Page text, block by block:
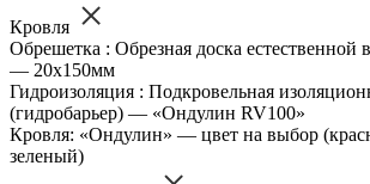
Кровля
Обрешетка : Обрезная доска естественной
— 20х150мм
Гидроизоляция : Подкровельная
(гидробарьер) — «Ондулин RV100»
Кровля: «Ондулин» — цвет на выбор
зеленый)